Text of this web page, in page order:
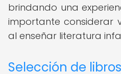
brindando una
importante considerar
al enseñar literatura
Selección de